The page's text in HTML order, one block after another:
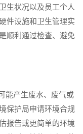
生状况以及员工个人
件设施和卫生管理实
顺利通过检查、避免
产生废水、废气或
保护局申请环境合规
报告或更简单的环境